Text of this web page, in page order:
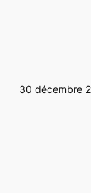
30 décembre